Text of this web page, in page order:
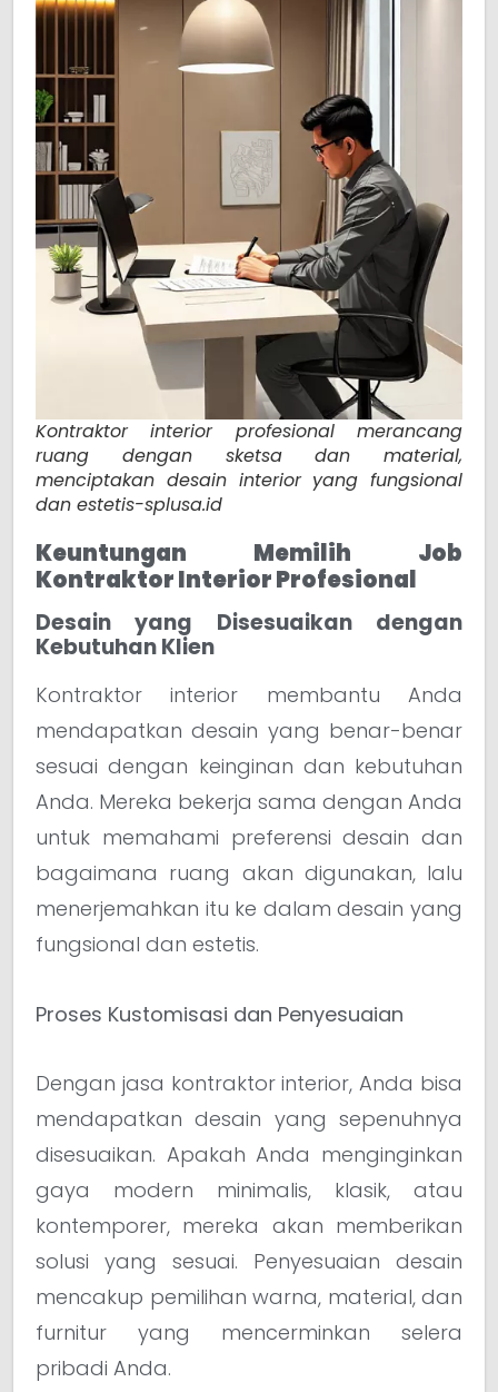
Kontraktor interior profesional merancang
ruang dengan sketsa dan material,
menciptakan desain interior yang fungsional
dan estetis-splusa.id
Keuntungan Memilih Job
Kontraktor Interior Profesional
Desain yang Disesuaikan dengan
Kebutuhan Klien
Kontraktor interior membantu Anda
mendapatkan desain yang benar-benar
sesuai dengan keinginan dan kebutuhan
Anda. Mereka bekerja sama dengan Anda
untuk memahami preferensi desain dan
bagaimana ruang akan digunakan, lalu
menerjemahkan itu ke dalam desain yang
fungsional dan estetis.
Proses Kustomisasi dan Penyesuaian
Dengan jasa kontraktor interior, Anda bisa
mendapatkan desain yang sepenuhnya
disesuaikan. Apakah Anda menginginkan
gaya modern minimalis, klasik, atau
kontemporer, mereka akan memberikan
solusi yang sesuai. Penyesuaian desain
mencakup pemilihan warna, material, dan
furnitur yang mencerminkan selera
pribadi Anda.